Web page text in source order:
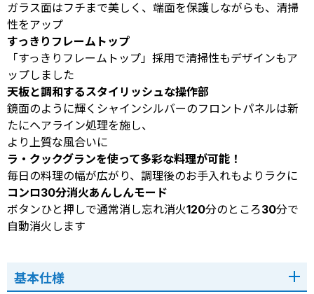
ガラス面はフチまで美しく、端面を保護しながらも、清掃
性をアップ
すっきりフレームトップ
「すっきりフレームトップ」採用で清掃性もデザインもア
ップしました
天板と調和するスタイリッシュな操作部
鏡面のように輝くシャインシルバーのフロントパネルは新
たにヘアライン処理を施し、
より上質な風合いに
ラ・クックグランを使って多彩な料理が可能！
毎日の料理の幅が広がり、調理後のお手入れもよりラクに
コンロ30分消火あんしんモード
ボタンひと押しで通常消し忘れ消火120分のところ30分で
自動消火します
基本仕様